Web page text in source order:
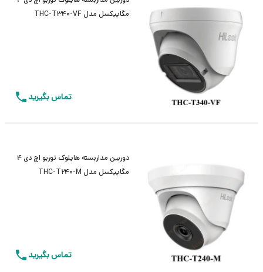
مگاپیکسل مدل THC-T340-VF
تماس بگیرید
دوربین مداربسته هایلوک توربو اچ دی 4
مگاپیکسل مدل THC-T240-M
تماس بگیرید